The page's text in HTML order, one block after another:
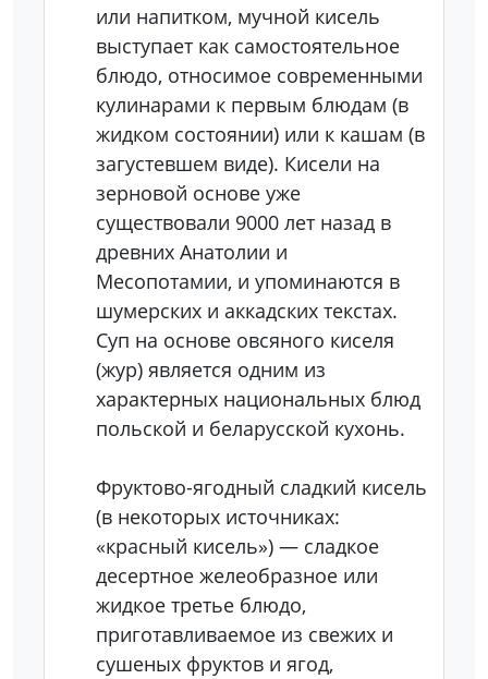
или напитком, мучной кисель
выступает как самостоятельное
блюдо, относимое современными
кулинарами к первым блюдам (в
жидком состоянии) или к кашам (в
загустевшем виде). Кисели на
зерновой основе уже
существовали 9000 лет назад в
древних Анатолии и
Месопотамии, и упоминаются в
шумерских и аккадских текстах.
Суп на основе овсяного киселя
(жур) является одним из
характерных национальных блюд
польской и беларусской кухонь.
Фруктово-ягодный сладкий кисель
(в некоторых источниках:
«красный кисель») — сладкое
десертное желеобразное или
жидкое третье блюдо,
приготавливаемое из свежих и
сушеных фруктов и ягод,